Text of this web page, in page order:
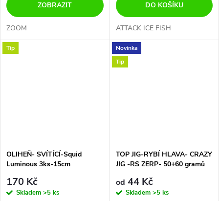
ZOBRAZIT
ZOOM
DO KOŠÍKU
ATTACK ICE FISH
Tip
OLIHEŇ- SVÍTÍCÍ-Squid
Luminous 3ks-15cm
170 Kč
Skladem >5 ks
Novinka
Tip
TOP JIG-RYBÍ HLAVA- CRAZY
JIG -RS ZERP- 50+60 gramů
od 44 Kč
Skladem >5 ks